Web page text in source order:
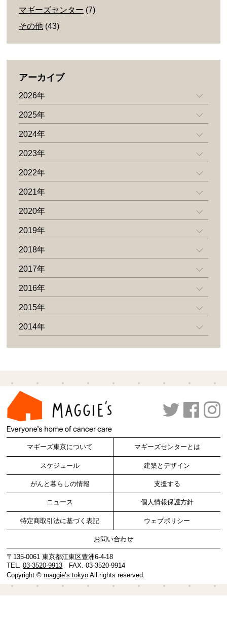
マギーズセンター (7)
その他 (43)
アーカイブ
2026年
2025年
2024年
2023年
2022年
2021年
2020年
2019年
2018年
2017年
2016年
2015年
2014年
マギーズ東京について マギーズセンターとは
スケジュール 建築とデザイン
がんと暮らしの情報 支援する
ニュース 個人情報保護方針
特定商取引法に基づく表記 ウェブポリシー
お問い合わせ
〒135-0061 東京都江東区豊洲6-4-18
TEL.03-3520-9913 FAX. 03-3520-9914
Copyright ©maggie’s tokyo All rights reserved.